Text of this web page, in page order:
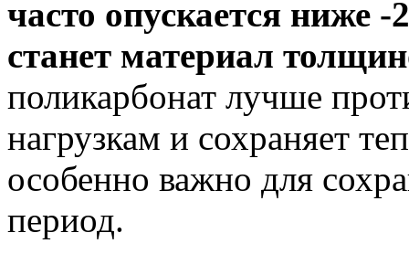
часто опускается ниже
станет материал
поликарбонат лучше
нагрузкам и сохраняет
особенно важно для
период.